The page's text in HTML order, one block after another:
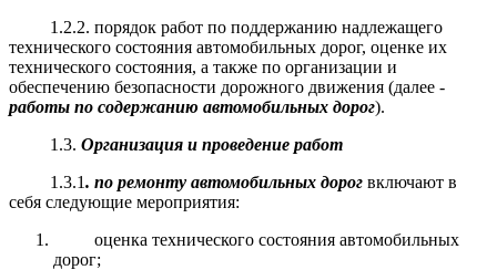
1.2.2. порядок работ по поддержанию надлежащего
технического состояния автомобильных дорог, оценке их
технического состояния, а также по организации и
обеспечению безопасности дорожного движения (далее -
работы по содержанию автомобильных дорог).
1.3.Организация и проведение работ
1.3.1. по ремонту автомобильных дорог включают в
себя следующие мероприятия:
оценка технического состояния автомобильных
дорог;